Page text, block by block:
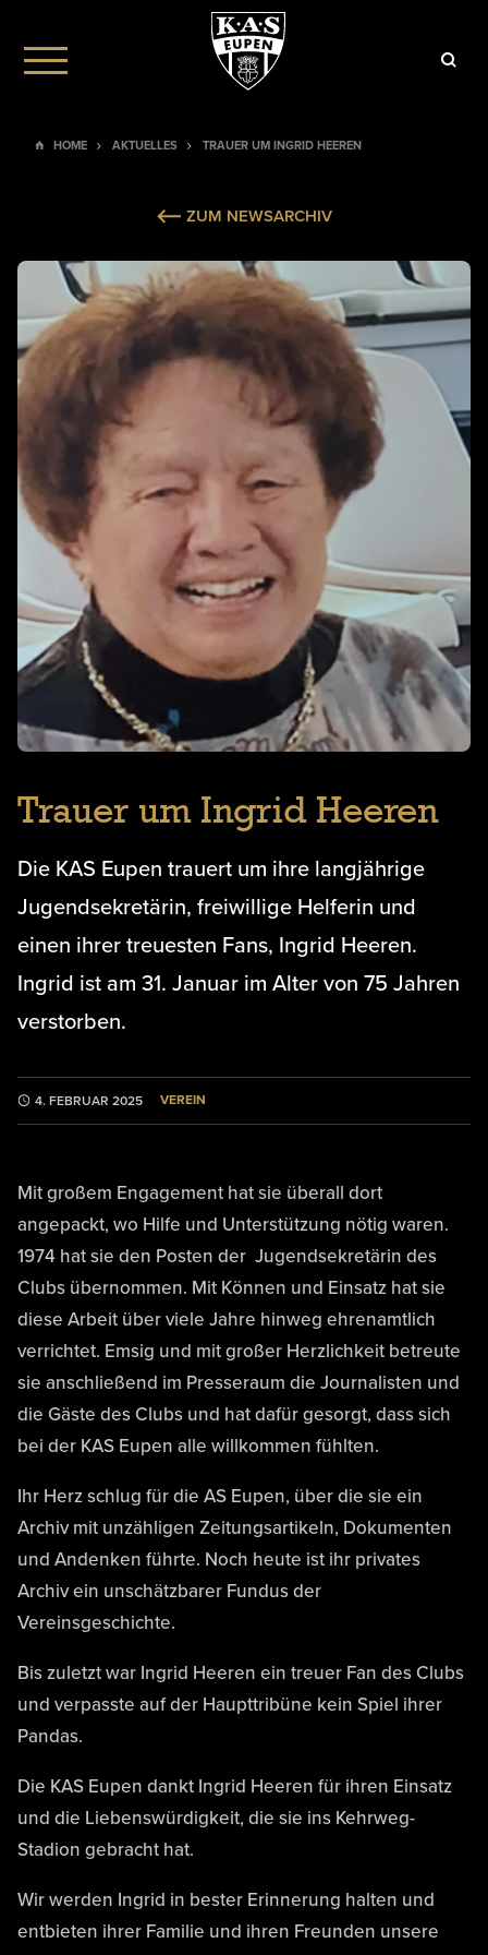
HOME AKTUELLES TRAUER UM INGRID HEEREN
ZUM NEWSARCHIV
Trauer um Ingrid Heeren
Die KAS Eupen trauert um ihre langjährige
Jugendsekretärin, freiwillige Helferin und
einen ihrer treuesten Fans, Ingrid Heeren.
Ingrid ist am 31. Januar im Alter von 75 Jahren
verstorben.
4. FEBRUAR 2025 VEREIN
Mit großem Engagement hat sie überall dort
angepackt, wo Hilfe und Unterstützung nötig waren.
1974 hat sie den Posten der Jugendsekretärin des
Clubs übernommen. Mit Können und Einsatz hat sie
diese Arbeit über viele Jahre hinweg ehrenamtlich
verrichtet. Emsig und mit großer Herzlichkeit betreute
sie anschließend im Presseraum die Journalisten und
die Gäste des Clubs und hat dafür gesorgt, dass sich
bei der KAS Eupen alle willkommen fühlten.
Ihr Herz schlug für die AS Eupen, über die sie ein
Archiv mit unzähligen Zeitungsartikeln, Dokumenten
und Andenken führte. Noch heute ist ihr privates
Archiv ein unschätzbarer Fundus der
Vereinsgeschichte.
Bis zuletzt war Ingrid Heeren ein treuer Fan des Clubs
und verpasste auf der Haupttribüne kein Spiel ihrer
Pandas.
Die KAS Eupen dankt Ingrid Heeren für ihren Einsatz
und die Liebenswürdigkeit, die sie ins Kehrweg-
Stadion gebracht hat.
Wir werden Ingrid in bester Erinnerung halten und
entbieten ihrer Familie und ihren Freunden unsere